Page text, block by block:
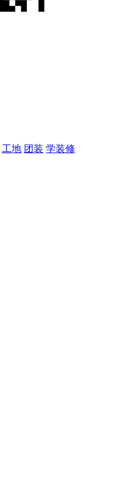
工地 团装 学装修